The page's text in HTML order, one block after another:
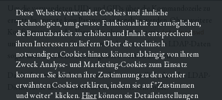
Um die verwendeten UIDs und GIDs über die Kommandozeile zu
ermitteln, musste kein Passwort angegeben werden. Ohne weitere
Konfiguration ist das Verzeichis also --- genau wie/etc/passwd
und/etc/group--- für Jedermann lesbar, wobei die LDAP-Daten
sogar über das Netzwerk ausgelesen werden können.
Das bedeutet zunächst einmal selbstverständlich, dass der LDAP-
Dienst nicht über das Internet erreichbar sein sollte.
Diese Website verwendet Cookies und ähnliche
Technologien, um gewisse Funktionalität zu ermöglichen,
die Benutzbarkeit zu erhöhen und Inhalt entsprechend
ihren Interessen zu liefern. Über die technisch
notwendigen Cookies hinaus können abhängig von ihrem
Zweck Analyse- und Marketing-Cookies zum Einsatz
kommen. Sie können ihre Zustimmung zu den vorher
erwähnten Cookies erklären, indem sie auf "Zustimmen
und weiter" klicken. Hierkönnen sie Detaileinstellungen